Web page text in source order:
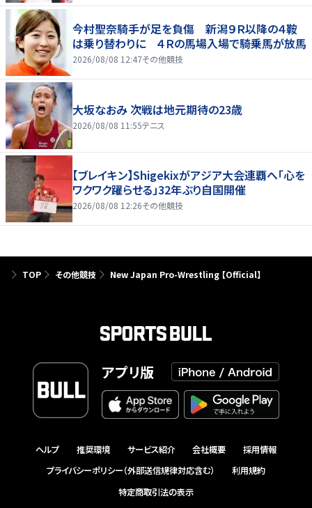
今村聖奈騎手が足を負傷 新潟９Ｒ以降の４鞍
は乗り替わりに ４Ｒの馬場入場で騎乗馬が放馬
2026/08/08 12:47その他競技
大坂なおみ 次戦は地元期待の23歳
2026/08/08 11:55テニス
【ブレイキン】Shigekixがアジア大会連覇へ「心を
ワクワク躍らせる」32年ぶり自国開催
2026/08/08 12:26その他競技
TOP その他競技 New Japan Pro-Wrestling 【Official】
アプリ版
ヘルプ 推奨環境 サービス紹介 会社概要
採用情報
プライバシーポリシー（外部送信規律対応含む）
利用規約
特定商取引法の表示